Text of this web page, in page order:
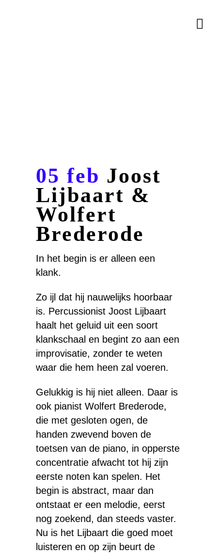
05 feb Joost
Lijbaart &
Wolfert
Brederode
In het begin is er alleen een
klank.
Zo ijl dat hij nauwelijks hoorbaar
is. Percussionist Joost Lijbaart
haalt het geluid uit een soort
klankschaal en begint zo aan een
improvisatie, zonder te weten
waar die hem heen zal voeren.
Gelukkig is hij niet alleen. Daar is
ook pianist Wolfert Brederode,
die met gesloten ogen, de
handen zwevend boven de
toetsen van de piano, in opperste
concentratie afwacht tot hij zijn
eerste noten kan spelen. Het
begin is abstract, maar dan
ontstaat er een melodie, eerst
nog zoekend, dan steeds vaster.
Nu is het Lijbaart die goed moet
luisteren en op zijn beurt de